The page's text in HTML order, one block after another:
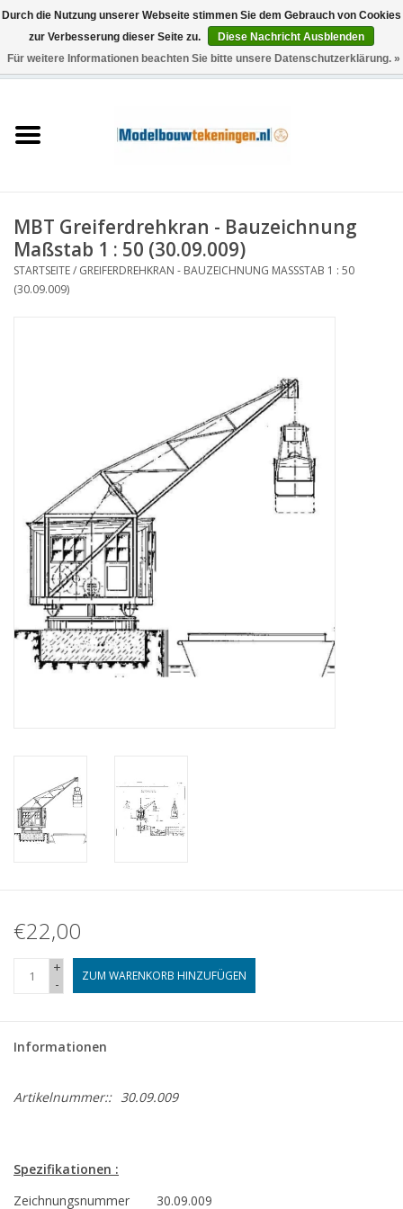
0 Artikel - €0,00
Schiffe
Holzbau
Landschaft
Neue Zeichnungen
NEUE ZEITSCHRIFTEN
ABONNEMENT DER
MODELLBAUER
Baubeschreibungen
MBT Greiferdrehkran - Bauzeichnung
Maßstab 1 : 50 (30.09.009)
STARTSEITE/ GREIFERDREHKRAN - BAUZEICHNUNG MASSSTAB 1 : 50 (
30.09.009)
€22,00
+
-
ZUM WARENKORB HINZUFÜGEN
Informationen
Artikelnummer:: 30.09.009
Spezifikationen :
Zeichnungsnummer
30.09.009
Durch die Nutzung unserer Webseite stimmen Sie dem Gebrauch von Cookies
zur Verbesserung dieser Seite zu.
Diese Nachricht Ausblenden
Für weitere Informationen beachten Sie bitte unsere Datenschutzerklärung. »